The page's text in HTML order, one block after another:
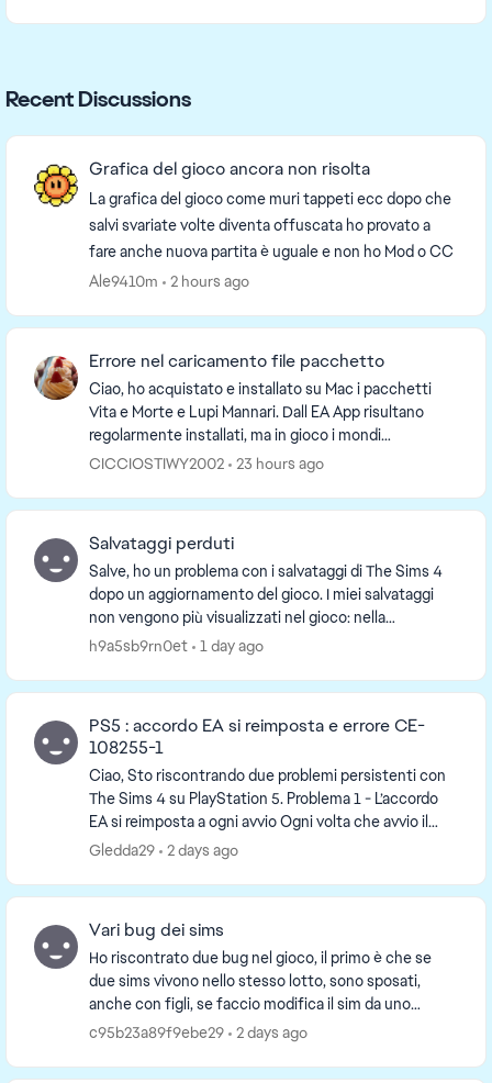
Recent Discussions
Grafica del gioco ancora non risolta
La grafica del gioco come muri tappeti ecc dopo che
salvi svariate volte diventa offuscata ho provato a
fare anche nuova partita è uguale e non ho Mod o CC
Ale9410m
2 hours ago
Errore nel caricamento file pacchetto
Ciao, ho acquistato e installato su Mac i pacchetti
Vita e Morte e Lupi Mannari. Dall EA App risultano
regolarmente installati, ma in gioco i mondi
Ravenwood e Moonwood Mill risultano oscurati e non
CICCIOSTIWY2002 23 hours ago
Salvataggi perduti
Salve, ho un problema con i salvataggi di The Sims 4
dopo un aggiornamento del gioco. I miei salvataggi
non vengono più visualizzati nel gioco: nella
schermata “Carica partita” non compaiono gli ulti...
h9a5sb9rn0et 1 day ago
PS5 : accordo EA si reimposta e errore CE-
108255-1
Ciao, Sto riscontrando due problemi persistenti con
The Sims 4 su PlayStation 5. Problema 1 - L’accordo
EA si reimposta a ogni avvio Ogni volta che avvio il
gioco con uno specifico account P...
Gledda29 2 days ago
Vari bug dei sims
Ho riscontrato due bug nel gioco, il primo è che se
due sims vivono nello stesso lotto, sono sposati,
anche con figli, se faccio modifica il sim da uno
specchio o da un cassettone, poi una volta modi...
c95b23a89f9ebe29 2 days ago